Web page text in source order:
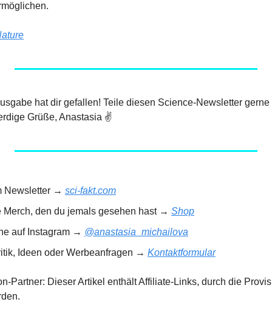
hat dir gefallen! Teile diesen Science-Newsletter
Grüße, Anastasia ✌️
Newsletter → sci-fakt.com
den du jemals gesehen hast → Shop
auf Instagram → @anastasia_michailova
Ideen oder Werbeanfragen → Kontaktformular
Partner: Dieser Artikel enthält Affiliate-Links, durch die